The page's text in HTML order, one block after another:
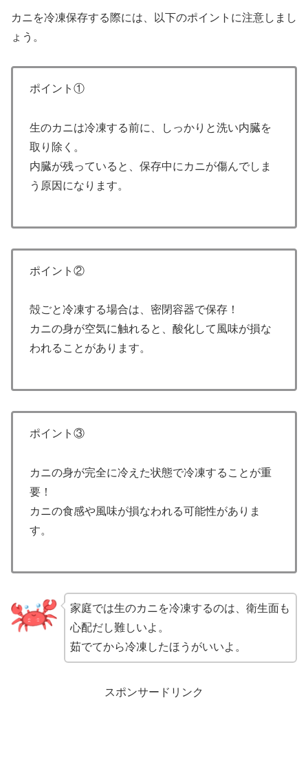
カニを冷凍保存する際には、以下のポイントに注意しまし
ょう。
ポイント①
生のカニは冷凍する前に、しっかりと洗い内臓を
取り除く。
内臓が残っていると、保存中にカニが傷んでしま
う原因になります。
ポイント②
殻ごと冷凍する場合は、密閉容器で保存！
カニの身が空気に触れると、酸化して風味が損な
われることがあります。
ポイント③
カニの身が完全に冷えた状態で冷凍することが重
要！
カニの食感や風味が損なわれる可能性がありま
す。
家庭では生のカニを冷凍するのは、衛生面も
心配だし難しいよ。
茹でてから冷凍したほうがいいよ。
スポンサードリンク